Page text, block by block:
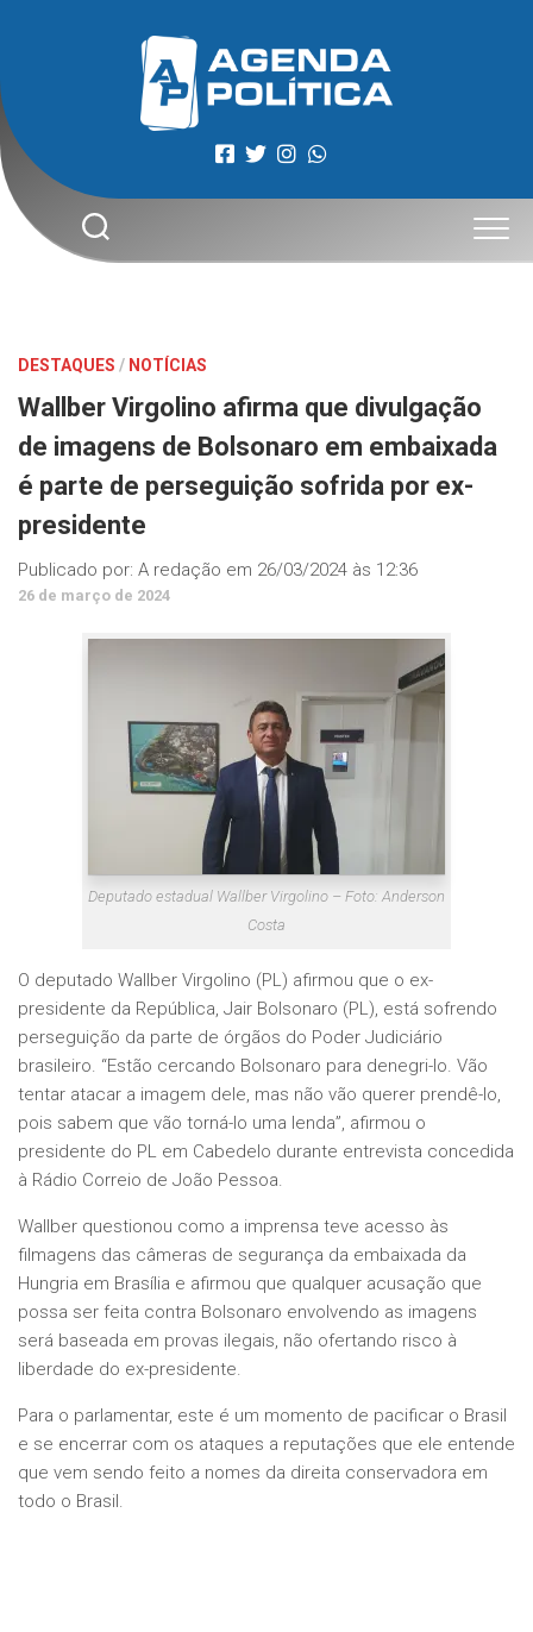
DESTAQUES / NOTÍCIAS
Wallber Virgolino afirma que divulgação
de imagens de Bolsonaro em embaixada
é parte de perseguição sofrida por ex-
presidente
Publicado por: A redação em 26/03/2024 às 12:36
26 de março de 2024
Deputado estadual Wallber Virgolino – Foto: Anderson
Costa
O deputado Wallber Virgolino (PL) afirmou que o ex-
presidente da República, Jair Bolsonaro (PL), está sofrendo
perseguição da parte de órgãos do Poder Judiciário
brasileiro. “Estão cercando Bolsonaro para denegri-lo. Vão
tentar atacar a imagem dele, mas não vão querer prendê-lo,
pois sabem que vão torná-lo uma lenda”, afirmou o
presidente do PL em Cabedelo durante entrevista concedida
à Rádio Correio de João Pessoa.
Wallber questionou como a imprensa teve acesso às
filmagens das câmeras de segurança da embaixada da
Hungria em Brasília e afirmou que qualquer acusação que
possa ser feita contra Bolsonaro envolvendo as imagens
será baseada em provas ilegais, não ofertando risco à
liberdade do ex-presidente.
Para o parlamentar, este é um momento de pacificar o Brasil
e se encerrar com os ataques a reputações que ele entende
que vem sendo feito a nomes da direita conservadora em
todo o Brasil.